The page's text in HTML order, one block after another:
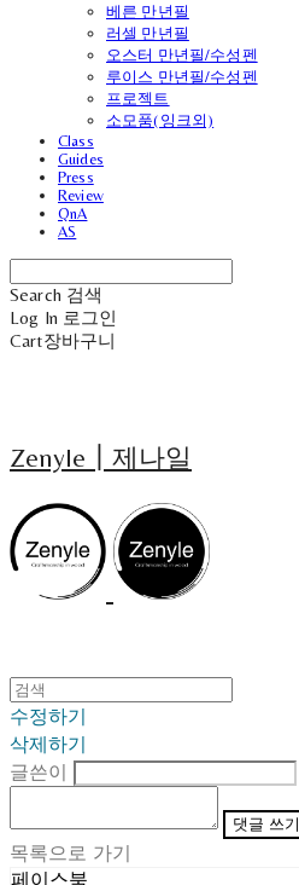
베른 만년필
러셀 만년필
오스터 만년필/수성펜
루이스 만년필/수성펜
프로젝트
소모품(잉크외)
Class
Guides
Press
Review
QnA
AS
Search 검색
Log In 로그인
Cart장바구니
Zenyle┃제나일
수정하기
삭제하기
글쓴이
댓글 쓰기
목록으로 가기
페이스북